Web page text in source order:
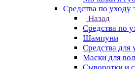
Средства по уходу
Назад
Средства по
Шампуни
Средства для
Маски для